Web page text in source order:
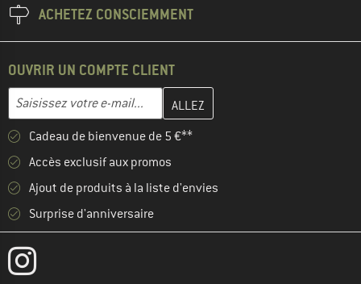
ACHETEZ CONSCIEMMENT
OUVRIR UN COMPTE CLIENT
Adresse e-mail
Entrez votre adresse e-mail ici et créez votre compte client à la
Cadeau de bienvenue de 5 €**
Accès exclusif aux promos
Ajout de produits à la liste d'envies
Surprise d'anniversaire